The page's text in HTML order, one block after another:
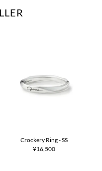
Crockery Ring - SS
¥16,500